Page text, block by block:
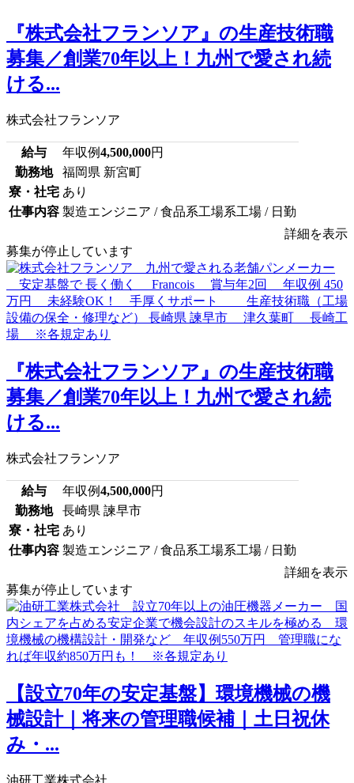
『株式会社フランソア』の生産技術職
募集／創業70年以上！九州で愛され続
ける...
株式会社フランソア
給与 年収例4,500,000円
勤務地
福岡県 新宮町
寮・社宅 あり
仕事内容 製造エンジニア / 食品系工場系工場 / 日勤
詳細を表示
募集が停止しています
『株式会社フランソア』の生産技術職
募集／創業70年以上！九州で愛され続
ける...
株式会社フランソア
給与 年収例4,500,000円
勤務地
長崎県 諫早市
寮・社宅 あり
仕事内容 製造エンジニア / 食品系工場系工場 / 日勤
詳細を表示
募集が停止しています
【設立70年の安定基盤】環境機械の機
械設計｜将来の管理職候補｜土日祝休
み・...
油研工業株式会社